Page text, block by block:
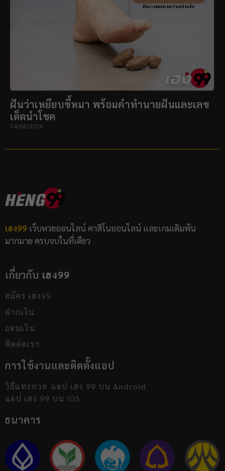
ฝันว่าเหยียบขี้หมา พร้อมคำทำนายฝันและเลข
เด็ดนำโชค
14/06/2026
เฮง99 เว็บหวยออนไลน์ คาสิโนออนไลน์ และเกมเดิมพัน
มากมาย ครบจบในที่เดียว
เกี่ยวกับ เฮง99
สมัคร เฮง99
ฝากเงิน
ถอนเงิน
ติดต่อเรา
การใช้งานและติดตั้งแอป
วิธีแทงหวย แอป เฮง 99 บน Android
แอป เฮง 99 บน iOS
ธนาคาร